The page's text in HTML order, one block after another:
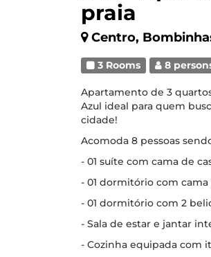
praia
Centro,
3 Rooms 8
Apartamento de 3
Azul ideal para quem
cidade!
Acomoda 8 pessoas
- 01 suíte com cama de
- 01 dormitório com
- 01 dormitório com 2
- Sala de estar e jantar
- Cozinha equipada com